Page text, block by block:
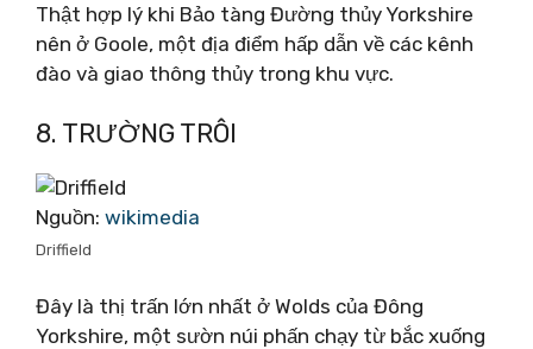
Thật hợp lý khi Bảo tàng Đường thủy Yorkshire
nên ở Goole, một địa điểm hấp dẫn về các kênh
đào và giao thông thủy trong khu vực.
8. TRƯỜNG TRÔI
Nguồn: wikimedia
Driffield
Đây là thị trấn lớn nhất ở Wolds của Đông
Yorkshire, một sườn núi phấn chạy từ bắc xuống